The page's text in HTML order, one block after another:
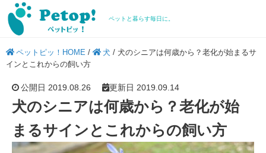
ペットと暮らす毎日に。
ペットピッ！HOME / 犬 / 犬のシニアは何歳から？老化が始まるサ
インとこれからの飼い方
公開日 2019.08.26 更新日 2019.09.14
犬のシニアは何歳から？老化が始
まるサインとこれからの飼い方